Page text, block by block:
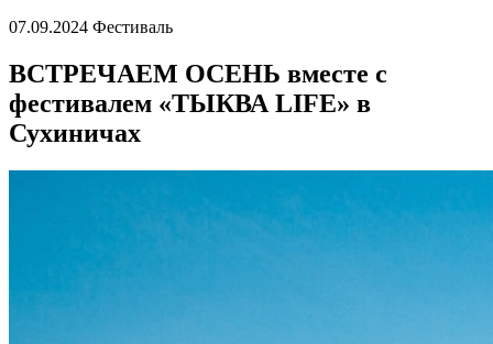
07.09.2024 Фестиваль
ВСТРЕЧАЕМ ОСЕНЬ вместе с
фестивалем «ТЫКВА LIFE» в
Сухиничах